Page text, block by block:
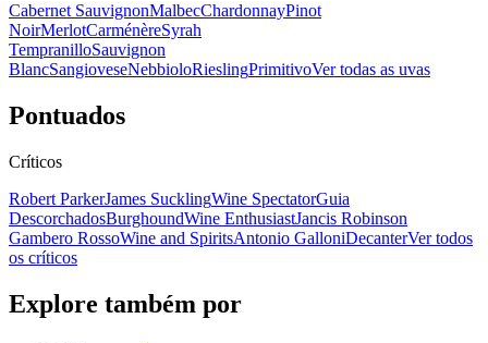
Cabernet SauvignonMalbecChardonnayPinot
NoirMerlotCarménèreSyrah
TempranilloSauvignon
BlancSangioveseNebbioloRieslingPrimitivoVer todas as uvas
Pontuados
Críticos
Robert ParkerJames SucklingWine SpectatorGuia
DescorchadosBurghoundWine EnthusiastJancis Robinson
Gambero RossoWine and SpiritsAntonio GalloniDecanterVer todos
os críticos
Explore também por